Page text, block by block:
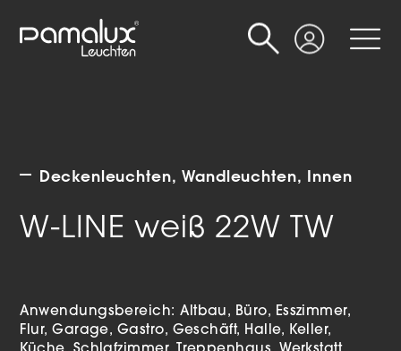
Login
Suche
Deckenleuchten Wandleuchten Innen
W-LINE weiß 22W TW
Anwendungsbereich:Altbau Büro
Esszimmer
Flur Garage Gastro Geschäft Halle
Keller